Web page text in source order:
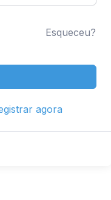
Esqueceu?
agora